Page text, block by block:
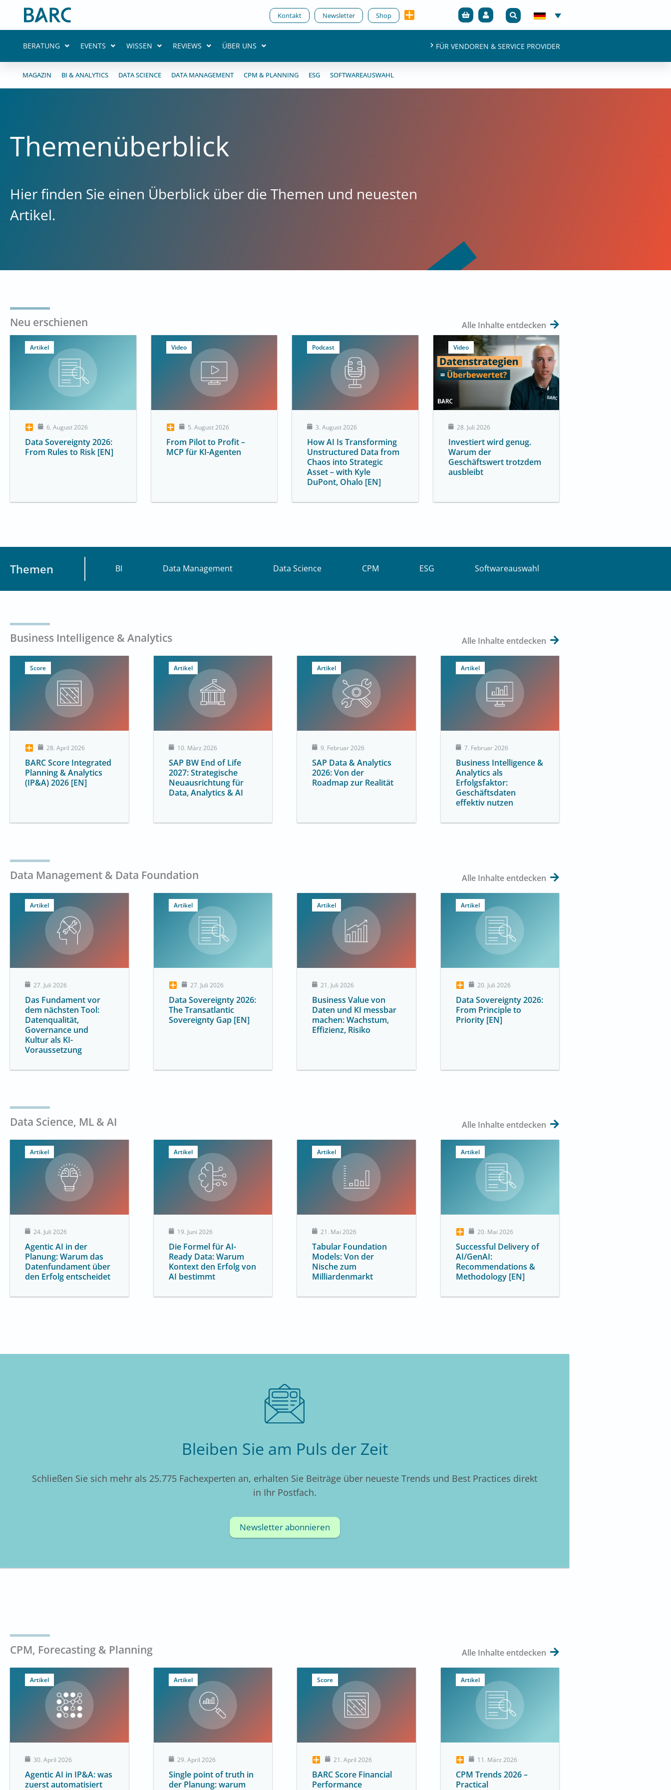
Kontakt Newsletter Shop
BERATUNG EVENTS WISSEN REVIEWS ÜBER UNS FÜR VENDOREN & SERVICE PROVIDER
MAGAZIN BI & ANALYTICS DATA SCIENCE DATA MANAGEMENT CPM & PLANNING ESG SOFTWAREAUSWAHL
Themenüberblick
Hier finden Sie einen Überblick über die Themen und neuesten
Artikel.
Neu erschienen Alle Inhalte entdecken
Artikel
6. August 2026
Data Sovereignty 2026:
From Rules to Risk [EN]
Video
5. August 2026
From Pilot to Profit –
MCP für KI-Agenten
Podcast
3. August 2026
How AI Is Transforming
Unstructured Data from
Chaos into Strategic
Asset – with Kyle
DuPont, Ohalo [EN]
Video
28. Juli 2026
Investiert wird genug.
Warum der
Geschäftswert trotzdem
ausbleibt
Themen BI Data Management Data Science CPM ESG Softwareauswahl
Business Intelligence & Analytics Alle Inhalte entdecken
Score
28. April 2026
BARC Score Integrated
Planning & Analytics
(IP&A) 2026 [EN]
Artikel
10. März 2026
SAP BW End of Life
2027: Strategische
Neuausrichtung für
Data, Analytics & AI
Artikel
9. Februar 2026
SAP Data & Analytics
2026: Von der
Roadmap zur Realität
Artikel
7. Februar 2026
Business Intelligence &
Analytics als
Erfolgsfaktor:
Geschäftsdaten
effektiv nutzen
Data Management & Data Foundation Alle Inhalte entdecken
Artikel
27. Juli 2026
Das Fundament vor
dem nächsten Tool:
Datenqualität,
Governance und
Kultur als KI-
Voraussetzung
Artikel
27. Juli 2026
Data Sovereignty 2026:
The Transatlantic
Sovereignty Gap [EN]
Artikel
21. Juli 2026
Business Value von
Daten und KI messbar
machen: Wachstum,
Effizienz, Risiko
Artikel
20. Juli 2026
Data Sovereignty 2026:
From Principle to
Priority [EN]
Data Science, ML & AI Alle Inhalte entdecken
Artikel
24. Juli 2026
Agentic AI in der
Planung: Warum das
Datenfundament über
den Erfolg entscheidet
Artikel
19. Juni 2026
Die Formel für AI-
Ready Data: Warum
Kontext den Erfolg von
AI bestimmt
Artikel
21. Mai 2026
Tabular Foundation
Models: Von der
Nische zum
Milliardenmarkt
Artikel
20. Mai 2026
Successful Delivery of
AI/GenAI:
Recommendations &
Methodology [EN]
Bleiben Sie am Puls der Zeit
Schließen Sie sich mehr als 25.775 Fachexperten an, erhalten Sie Beiträge über neueste Trends und Best Practices direkt
in Ihr Postfach.
Newsletter abonnieren
CPM, Forecasting & Planning Alle Inhalte entdecken
Artikel
30. April 2026
Agentic AI in IP&A: was
zuerst automatisiert
Artikel
29. April 2026
Single point of truth in
der Planung: warum
Score
21. April 2026
BARC Score Financial
Performance
Artikel
11. März 2026
CPM Trends 2026 –
Practical